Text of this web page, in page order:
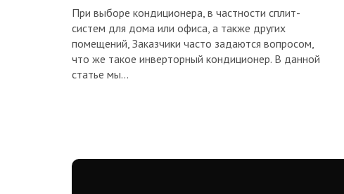
При выборе кондиционера, в частности сплит-
систем для дома или офиса, а также других
помещений, Заказчики часто задаются вопросом,
что же такое инверторный кондиционер. В данной
статье мы…